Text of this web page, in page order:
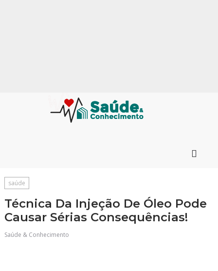
saúde
Técnica Da Injeção De Óleo Pode
Causar Sérias Consequências!
Saúde & Conhecimento